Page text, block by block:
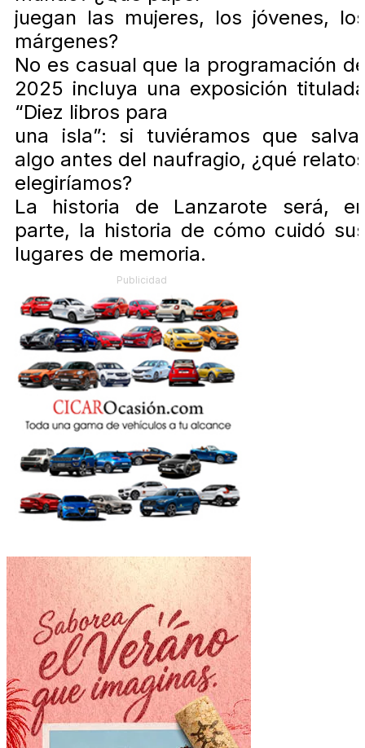
juegan las mujeres, los jóvenes,
márgenes?
No es casual que la programación
2025 incluya una exposición
“Diez libros para
una isla”: si tuviéramos que
algo antes del naufragio, ¿qué
elegiríamos?
La historia de Lanzarote será,
parte, la historia de cómo cuidó
lugares de memoria.
Publicidad